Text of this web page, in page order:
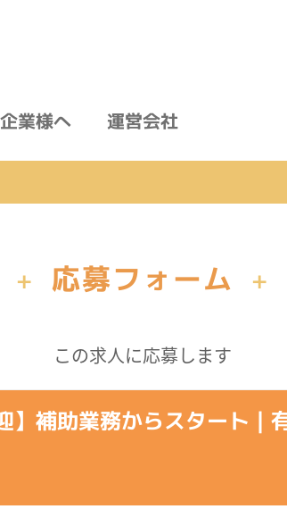
業様へ 運営会社
+ 応募フォーム +
この求人に応募します
】補助業務からスタート｜